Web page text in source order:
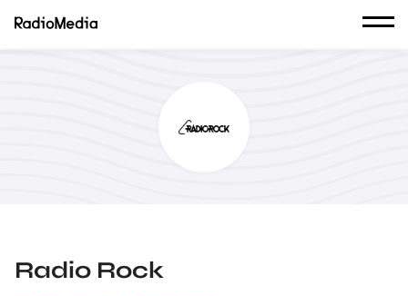
Radio Rock